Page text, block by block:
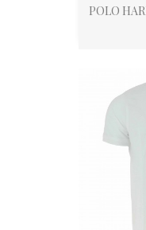
POLO